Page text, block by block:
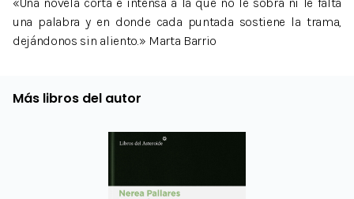
una palabra y en donde cada puntada sostiene la trama,
dejándonos sin aliento.» Marta Barrio
Más libros del autor